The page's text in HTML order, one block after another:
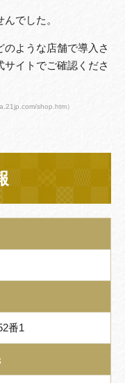
でした。
ような店舗で導入さ
イトでご確認くださ
shop.htm）
番1